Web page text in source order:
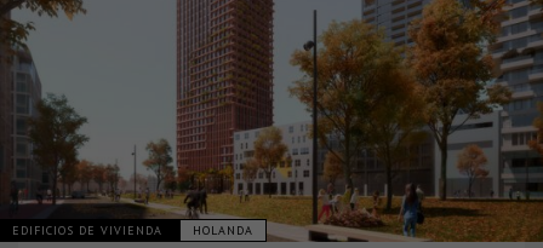
EDIFICIOS DE VIVIENDA HOLANDA